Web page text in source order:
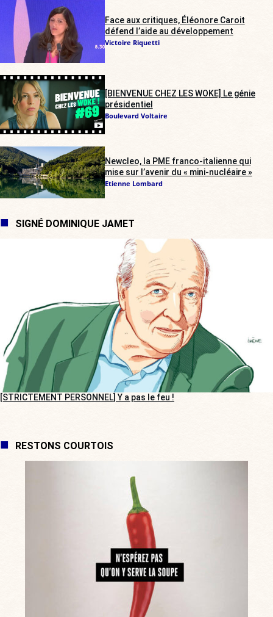
Face aux critiques, Éléonore Caroit
défend l’aide au développement
Victoire Riquetti
[BIENVENUE CHEZ LES WOKE] Le génie
présidentiel
Boulevard Voltaire
Newcleo, la PME franco-italienne qui
mise sur l’avenir du « mini-nucléaire »
Etienne Lombard
SIGNÉ DOMINIQUE JAMET
[STRICTEMENT PERSONNEL] Y a pas le feu !
RESTONS COURTOIS